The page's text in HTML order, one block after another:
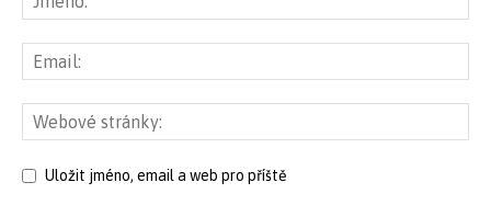
Uložit jméno, email a web pro příště